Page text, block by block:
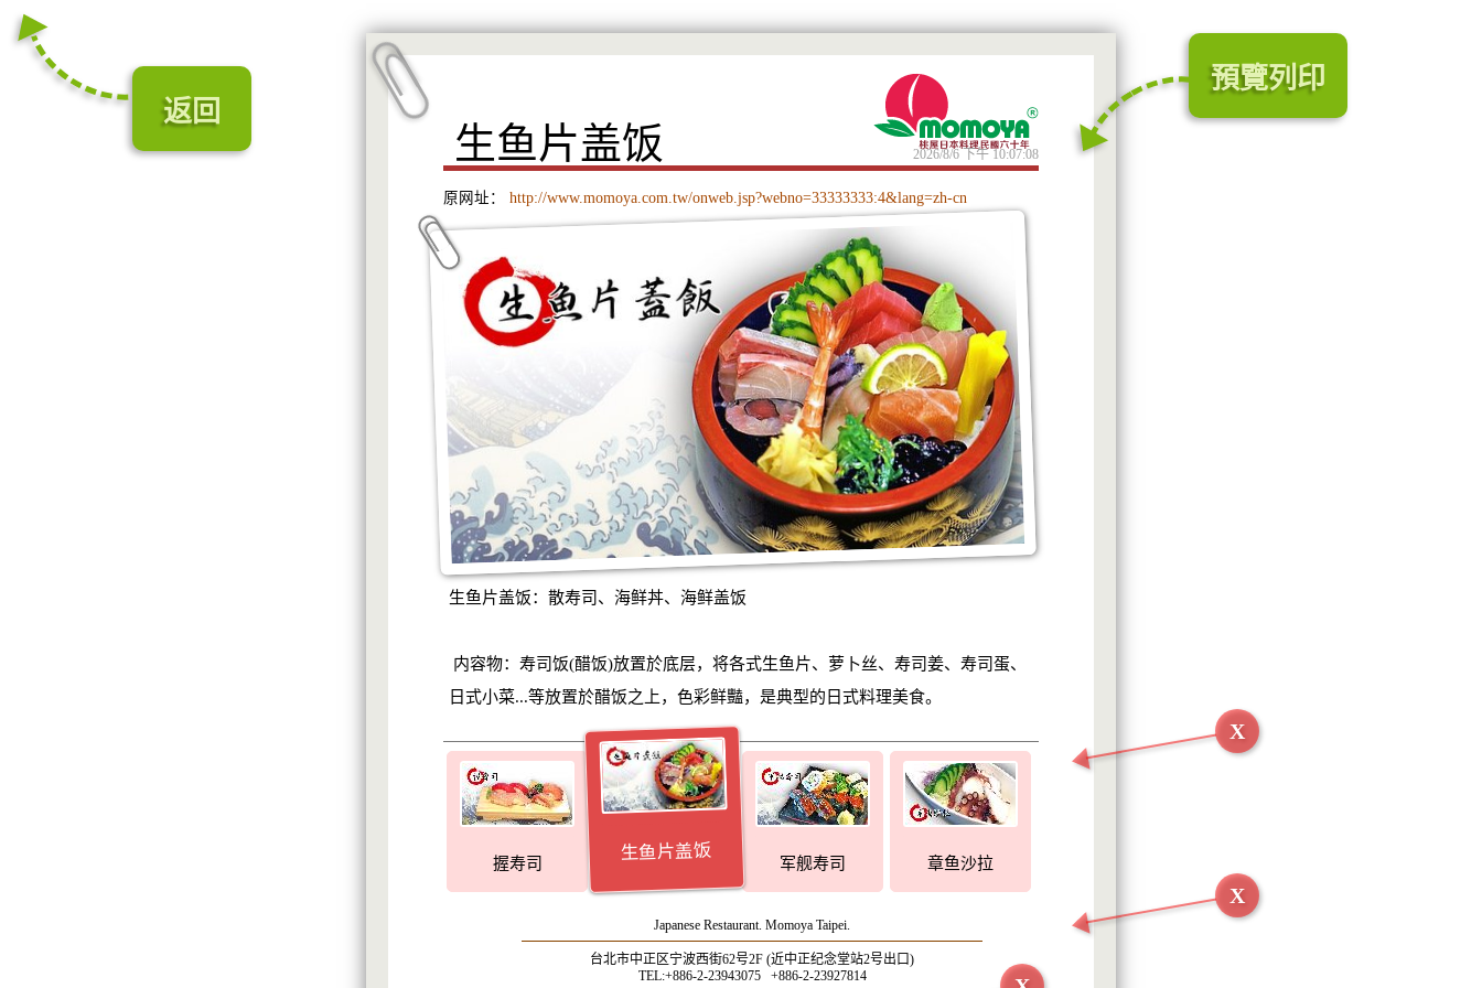
生鱼片盖饭
原网址： http://www.momoya.com.tw/onweb.jsp?webno=33333333:4&lang=zh-cn
2026/8/6 下午 10:07:08
生鱼片盖饭：散寿司、海鲜丼、海鲜盖饭
内容物：寿司饭(醋饭)放置於底层，将各式生鱼片、萝卜丝、寿司姜、寿司蛋、
日式小菜...等放置於醋饭之上，色彩鲜豔，是典型的日式料理美食。
握寿司
生鱼片盖饭
军舰寿司 章鱼沙拉
X
Japanese Restaurant. Momoya Taipei.
台北市中正区宁波西街62号2F (近中正纪念堂站2号出口)
TEL:+886-2-23943075 +886-2-23927814
X
預覽列印
返回